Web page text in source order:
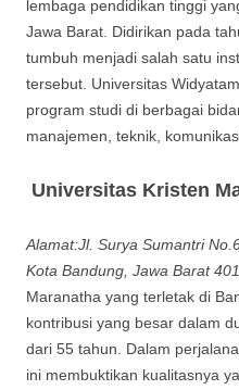
lembaga pendidikan tinggi
Jawa Barat. Didirikan pada
tumbuh menjadi salah satu
tersebut. Universitas
program studi di berbagai
manajemen, teknik,
Universitas Kristen
Alamat:Jl. Surya Sumantri
Kota Bandung, Jawa Barat
Maranatha yang terletak di
kontribusi yang besar dalam
dari 55 tahun. Dalam
ini membuktikan kualitasnya